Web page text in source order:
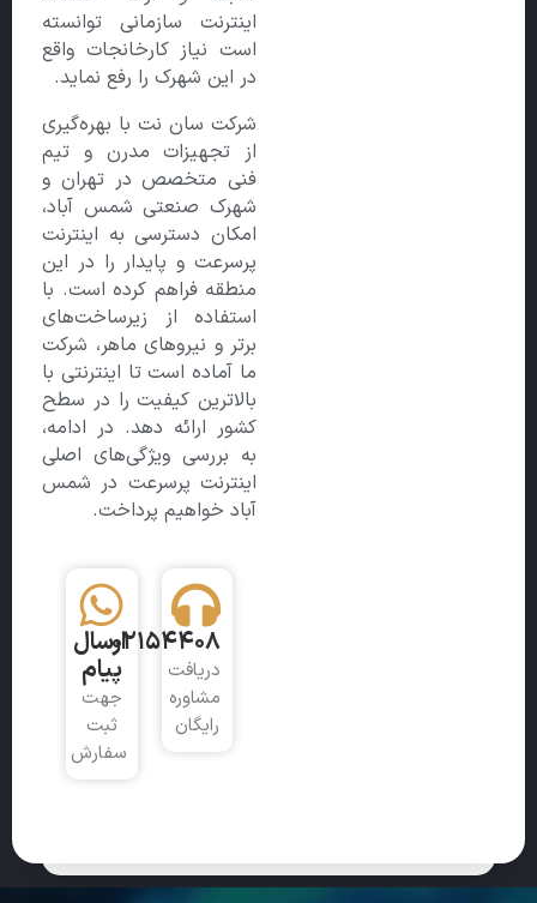
اینترنت سازمانی توانسته
است نیاز کارخانجات واقع
در این شهرک را رفع نماید.
شرکت سان نت با بهره‌گیری
از تجهیزات مدرن و تیم
فنی متخصص در تهران و
شهرک صنعتی شمس آباد،
امکان دسترسی به اینترنت
پرسرعت و پایدار را در این
منطقه فراهم کرده است. با
استفاده از زیرساخت‌های
برتر و نیروهای ماهر، شرکت
ما آماده است تا اینترنتی با
بالاترین کیفیت را در سطح
کشور ارائه دهد. در ادامه،
به بررسی ویژگی‌های اصلی
اینترنت پرسرعت در شمس
آباد خواهیم پرداخت.
02154408
دریافت
مشاوره
رایگان
ارسال
پیام
جهت
ثبت
سفارش